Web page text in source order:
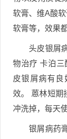
软膏、维A酸
软膏等，效果
头皮银屑
物治疗 卡泊
皮银屑病有良
效。 蒽林短期
冲洗掉，每天
银屑病药